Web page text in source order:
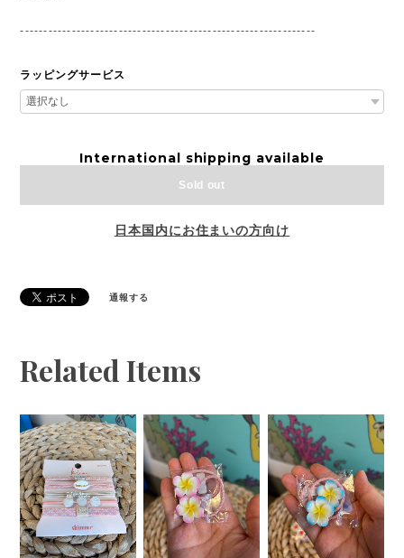
---------------------------------------------------------------
ラッピングサービス
International shipping available
Sold out
日本国内にお住まいの方向け
通報する
Related Items